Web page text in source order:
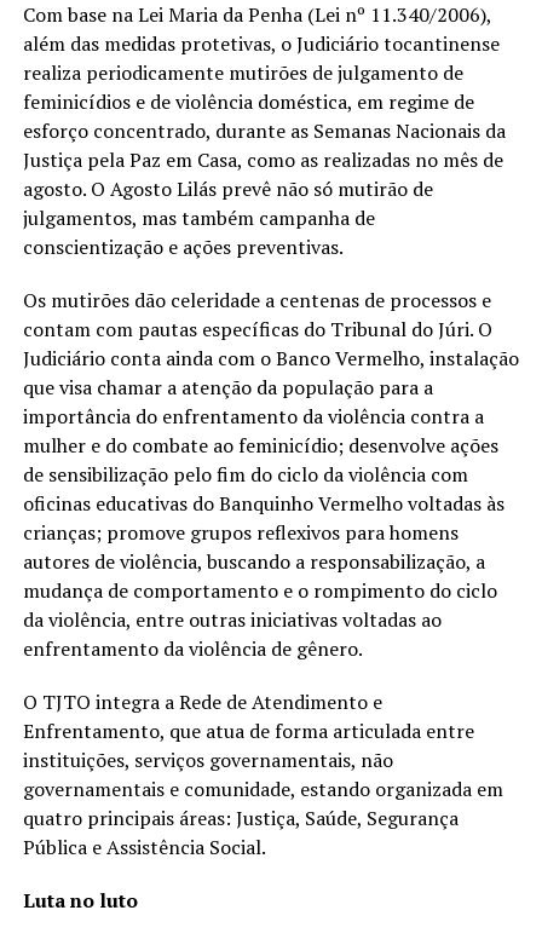
Com base na Lei Maria da Penha (Lei nº 11.340/2006),
além das medidas protetivas, o Judiciário tocantinense
realiza periodicamente mutirões de julgamento de
feminicídios e de violência doméstica, em regime de
esforço concentrado, durante as Semanas Nacionais da
Justiça pela Paz em Casa, como as realizadas no mês de
agosto. O Agosto Lilás prevê não só mutirão de
julgamentos, mas também campanha de
conscientização e ações preventivas.
Os mutirões dão celeridade a centenas de processos e
contam com pautas específicas do Tribunal do Júri. O
Judiciário conta ainda com o Banco Vermelho, instalação
que visa chamar a atenção da população para a
importância do enfrentamento da violência contra a
mulher e do combate ao feminicídio; desenvolve ações
de sensibilização pelo fim do ciclo da violência com
oficinas educativas do Banquinho Vermelho voltadas às
crianças; promove grupos reflexivos para homens
autores de violência, buscando a responsabilização, a
mudança de comportamento e o rompimento do ciclo
da violência, entre outras iniciativas voltadas ao
enfrentamento da violência de gênero.
O TJTO integra a Rede de Atendimento e
Enfrentamento, que atua de forma articulada entre
instituições, serviços governamentais, não
governamentais e comunidade, estando organizada em
quatro principais áreas: Justiça, Saúde, Segurança
Pública e Assistência Social.
Luta no luto